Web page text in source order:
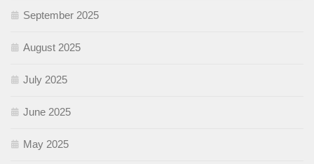
September 2025
August 2025
July 2025
June 2025
May 2025